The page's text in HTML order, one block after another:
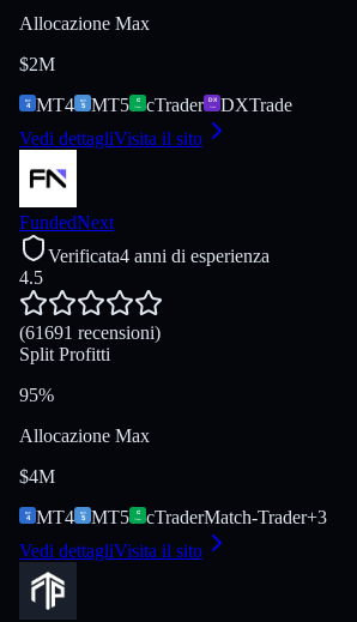
Allocazione Max
$2M
MT4
MT5 cTrader
DXTrade
Vedi dettagliVisita il sito
FundedNext
Verificata4 anni di esperienza
4.5
(61691 recensioni)
Split Profitti
95%
Allocazione Max
$4M
MT4
MT5 cTraderMatch-Trader+3
Vedi dettagliVisita il sito